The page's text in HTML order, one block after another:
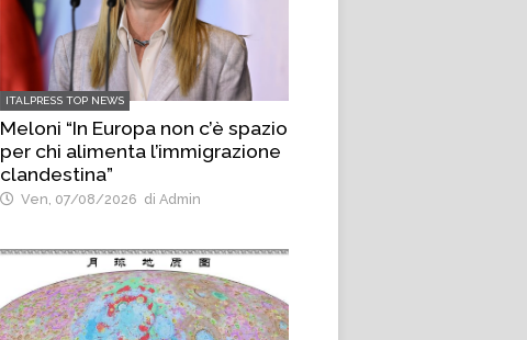
ITALPRESS TOP NEWS
Meloni “In Europa non c’è spazio
per chi alimenta l’immigrazione
clandestina”
Ven, 07/08/2026 di Admin